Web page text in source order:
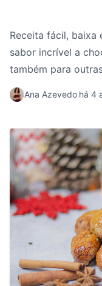
Receita fácil, baixa
sabor incrível a
também para
receita completa.
Ana Azevedo há 4